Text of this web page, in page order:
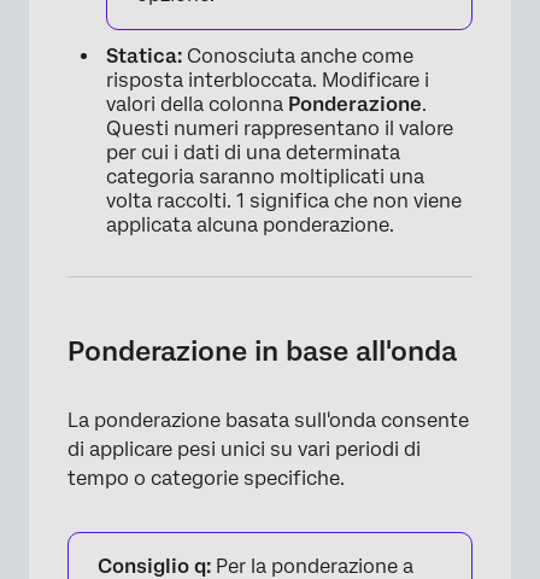
Statica: Conosciuta anche come
risposta interbloccata. Modificare i
valori della colonna Ponderazione.
Questi numeri rappresentano il valore
per cui i dati di una determinata
categoria saranno moltiplicati una
volta raccolti. 1 significa che non viene
applicata alcuna ponderazione.
Ponderazione in base all'onda
La ponderazione basata sull'onda consente
di applicare pesi unici su vari periodi di
tempo o categorie specifiche.
Consiglio q: Per la ponderazione a